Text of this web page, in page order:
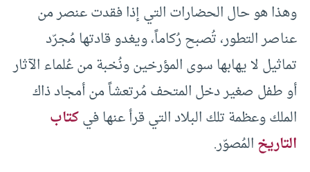
وهذا هو حال الحضارات التي إذا فقدت عنصر من
عناصر التطور، تُصبح رُكاماً، ويغدو قادتها مُجرّد
تماثيل لا يهابها سوى المؤرخين ونُخبة من عُلماء الآثار
أو طفل صغير دخل المتحف مُرتعشاً من أمجاد ذاك
الملك وعظمة تلك البلاد التي قرأ عنها فيكتاب
التاريخالمُصوّر.